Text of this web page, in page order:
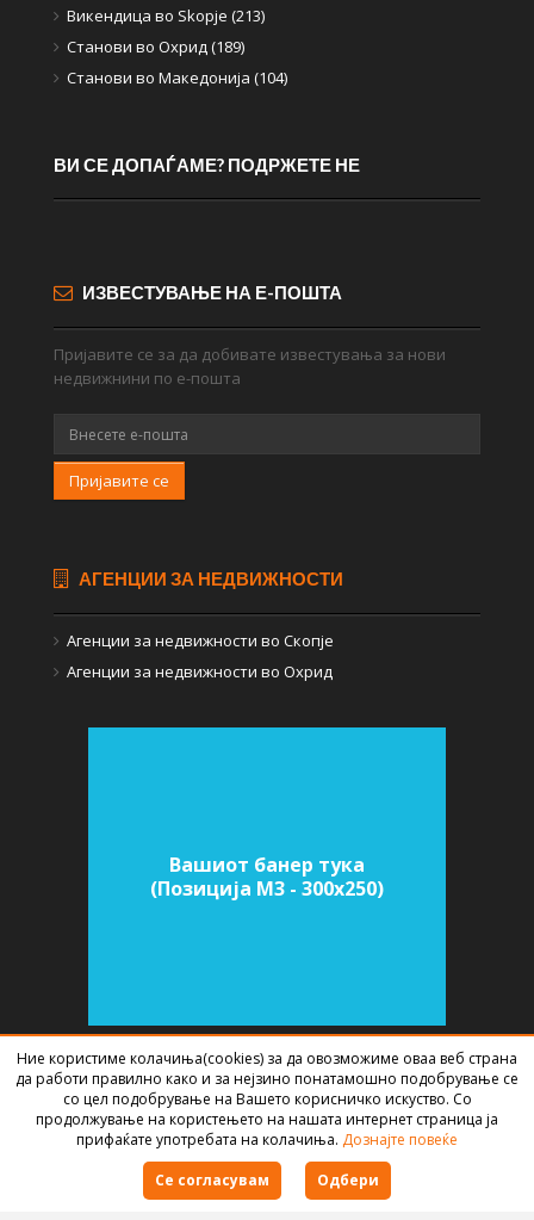
Викендица во Skopje (213)
Станови во Охрид (189)
Станови во Македонија (104)
ВИ СЕ ДОПАЃАМЕ? ПОДРЖЕТЕ НЕ
ИЗВЕСТУВАЊЕ НА Е-ПОШТА
Пријавите се за да добивате известувања за нови
недвижнини по е-пошта
Пријавите се
АГЕНЦИИ ЗА НЕДВИЖНОСТИ
Агенции за недвижности во Скопје
Агенции за недвижности во Охрид
Вашиот банер тука
(Позиција M3 - 300х250)
СОФТВЕР ЗА АГЕНЦИИ ЗА НЕДВИЖНИНИИЗРАБОТЕН ОДBEST NET
STUDIO2026
Правила за користење
Ние користиме колачиња(cookies) за да овозможиме оваа веб страна
да работи правилно како и за нејзино понатамошно подобрување се
со цел подобрување на Вашето корисничко искуство. Со
продолжување на користењето на нашата интернет страница ја
прифаќате употребата на колачиња. Дознајте повеќе
Се согласувам
Одбери